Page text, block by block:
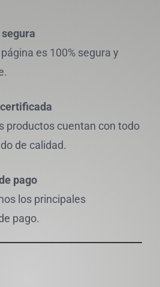
es 100% segura y
productos cuentan con todo
de calidad.
pago
los principales
pago.